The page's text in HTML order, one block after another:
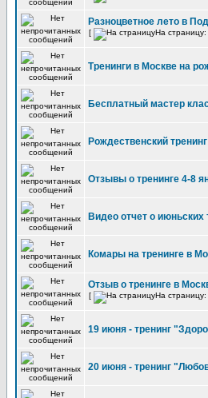
Разноцветное лето в
[ На страницу:
Тренинги в Москве на
Бесплатный мастер
Рождественский
Отзывы о тренинге 4-8
Видео отчет о июньских
Комары на тренинге в
Отзыв о тренинге в
[ На страницу:
19 июня - тренинг
20 июня - тренинг